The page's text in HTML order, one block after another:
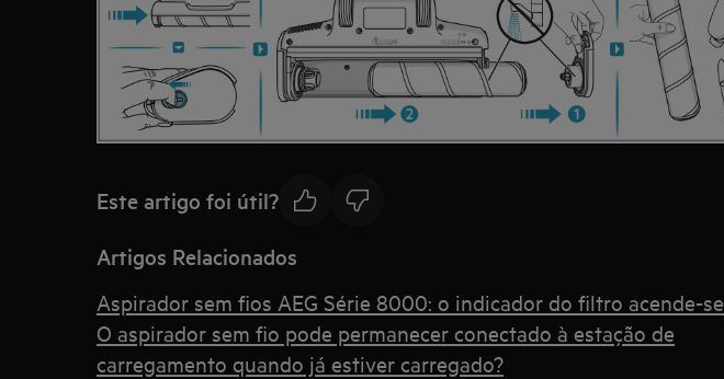
Este artigo foi útil?
Artigos Relacionados
Aspirador sem fios AEG Série 8000: o indicador do filtro acende-se
O aspirador sem fio pode permanecer conectado à estação de
carregamento quando já estiver carregado?